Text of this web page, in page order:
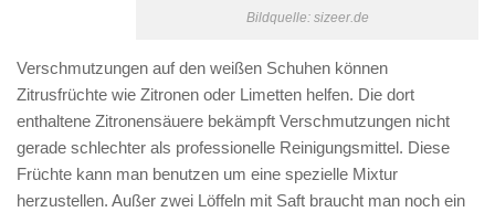
Bildquelle: sizeer.de
Verschmutzungen auf den weißen Schuhen können
Zitrusfrüchte wie Zitronen oder Limetten helfen. Die dort
enthaltene Zitronensäuere bekämpft Verschmutzungen nicht
gerade schlechter als professionelle Reinigungsmittel. Diese
Früchte kann man benutzen um eine spezielle Mixtur
herzustellen. Außer zwei Löffeln mit Saft braucht man noch ein